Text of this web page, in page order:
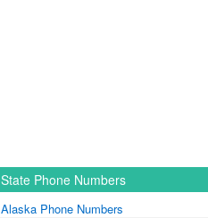
State Phone Numbers
Alaska Phone Numbers